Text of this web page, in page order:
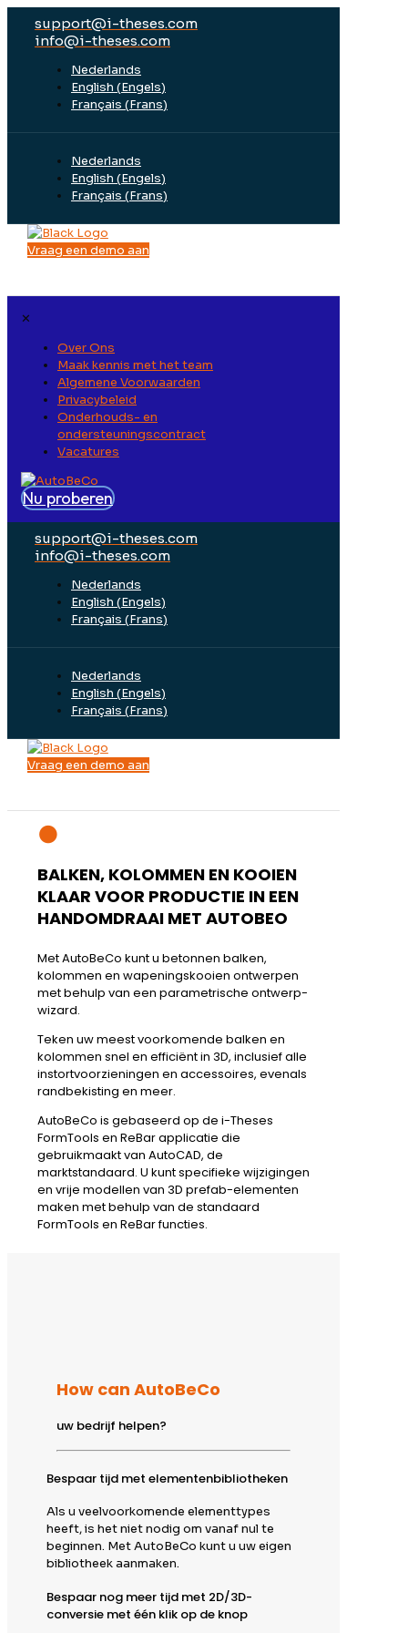
support@i-theses.com
info@i-theses.com
Nederlands
English (Engels)
Français (Frans)
Nederlands
English (Engels)
Français (Frans)
Vraag een demo aan
✕
Over Ons
Maak kennis met het team
Algemene Voorwaarden
Privacybeleid
Onderhouds- en
ondersteuningscontract
Vacatures
Nu proberen
support@i-theses.com
info@i-theses.com
Nederlands
English (Engels)
Français (Frans)
Nederlands
English (Engels)
Français (Frans)
Vraag een demo aan
●
BALKEN, KOLOMMEN EN KOOIEN
KLAAR VOOR PRODUCTIE IN EEN
HANDOMDRAAI MET AUTOBEO
Met AutoBeCo kunt u betonnen balken,
kolommen en wapeningskooien ontwerpen
met behulp van een parametrische ontwerp-
wizard.
Teken uw meest voorkomende balken en
kolommen snel en efficiënt in 3D, inclusief alle
instortvoorzieningen en accessoires, evenals
randbekisting en meer.
AutoBeCo is gebaseerd op de i-Theses
FormTools en ReBar applicatie die
gebruikmaakt van AutoCAD, de
marktstandaard. U kunt specifieke wijzigingen
en vrije modellen van 3D prefab-elementen
maken met behulp van de standaard
FormTools en ReBar functies.
How can AutoBeCo
uw bedrijf helpen?
Bespaar tijd met elementenbibliotheken
Als u veelvoorkomende elementtypes
heeft, is het niet nodig om vanaf nul te
beginnen. Met AutoBeCo kunt u uw eigen
bibliotheek aanmaken.
Bespaar nog meer tijd met 2D/3D-
conversie met één klik op de knop